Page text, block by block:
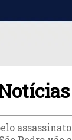
assassinato